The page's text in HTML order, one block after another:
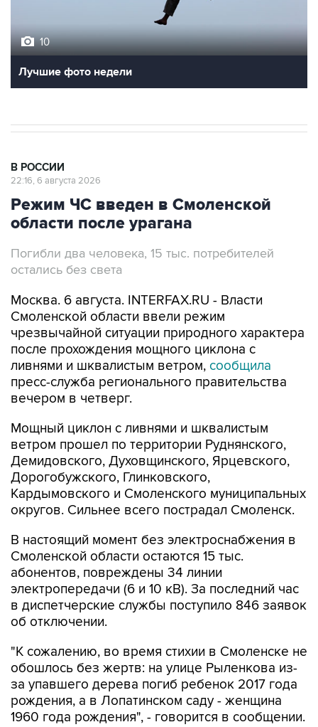
10
Лучшие фото недели
В РОССИИ
22:16, 6 августа 2026
Режим ЧС введен в Смоленской
области после урагана
Погибли два человека, 15 тыс. потребителей
остались без света
Москва. 6 августа. INTERFAX.RU - Власти
Смоленской области ввели режим
чрезвычайной ситуации природного характера
после прохождения мощного циклона с
ливнями и шквалистым ветром, сообщила
пресс-служба регионального правительства
вечером в четверг.
Мощный циклон с ливнями и шквалистым
ветром прошел по территории Руднянского,
Демидовского, Духовщинского, Ярцевского,
Дорогобужского, Глинковского,
Кардымовского и Смоленского муниципальных
округов. Сильнее всего пострадал Смоленск.
В настоящий момент без электроснабжения в
Смоленской области остаются 15 тыс.
абонентов, повреждены 34 линии
электропередачи (6 и 10 кВ). За последний час
в диспетчерские службы поступило 846 заявок
об отключении.
"К сожалению, во время стихии в Смоленске не
обошлось без жертв: на улице Рыленкова из-
за упавшего дерева погиб ребенок 2017 года
рождения, а в Лопатинском саду - женщина
1960 года рождения", - говорится в сообщении.